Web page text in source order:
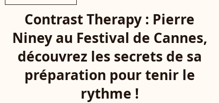
Contrast Therapy : Pierre
Niney au Festival de Cannes,
découvrez les secrets de sa
préparation pour tenir le
rythme !